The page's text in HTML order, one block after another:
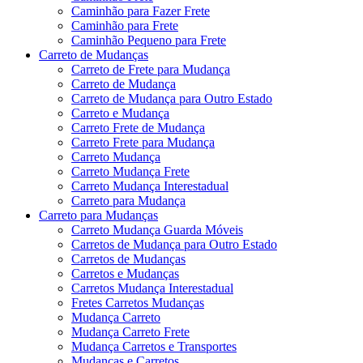
Caminhão para Fazer Frete
Caminhão para Frete
Caminhão Pequeno para Frete
Carreto de Mudanças
Carreto de Frete para Mudança
Carreto de Mudança
Carreto de Mudança para Outro Estado
Carreto e Mudança
Carreto Frete de Mudança
Carreto Frete para Mudança
Carreto Mudança
Carreto Mudança Frete
Carreto Mudança Interestadual
Carreto para Mudança
Carreto para Mudanças
Carreto Mudança Guarda Móveis
Carretos de Mudança para Outro Estado
Carretos de Mudanças
Carretos e Mudanças
Carretos Mudança Interestadual
Fretes Carretos Mudanças
Mudança Carreto
Mudança Carreto Frete
Mudança Carretos e Transportes